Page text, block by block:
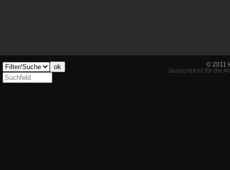
ok
© 2011
Javascript ist für die